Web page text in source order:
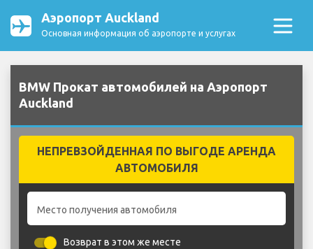
Аэропорт Auckland
Основная информация об аэропорте и услугах
BMW Прокат автомобилей на Аэропорт
Auckland
НЕПРЕВЗОЙДЕННАЯ ПО ВЫГОДЕ АРЕНДА
АВТОМОБИЛЯ
Место получения автомобиля
Возврат в этом же месте